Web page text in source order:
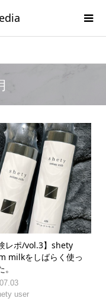
レポ/vol.3】shety
milkをしばらく使っ
user